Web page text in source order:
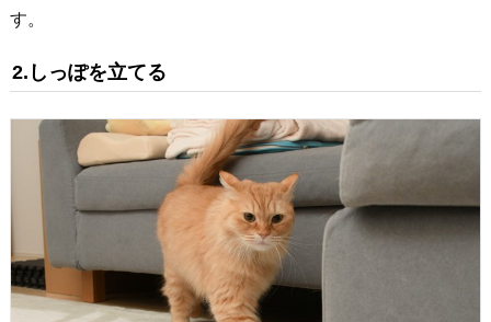
す。
2.しっぽを立てる